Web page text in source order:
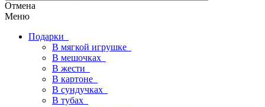
Отмена
Меню
Подарки
В мягкой игрушке
В мешочках
В жести
В картоне
В сундучках
В тубах